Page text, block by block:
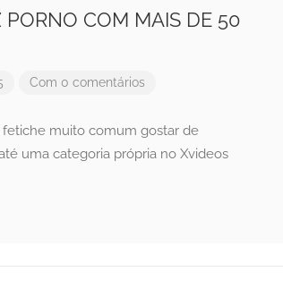
PORNO COM MAIS DE 50
Com 0 comentários
muito comum gostar de
uma categoria própria no Xvideos